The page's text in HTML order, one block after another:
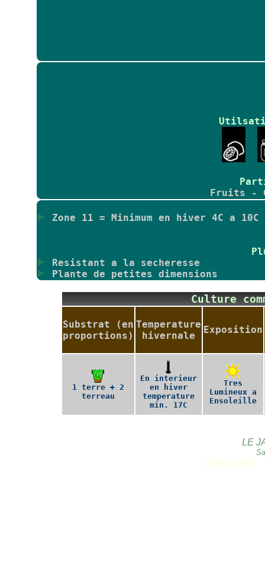
Fruits -
Zone 11 = Minimum en hiver 4C a
Resistant a la secheresse
Plante de petites dimensions
Culture
Substrat (en
proportions)
Temperature
hivernale
Exposition
1 terre + 2
terreau
En interieur
en hiver
temperature
min. 17C
Tres
Lumineux a
Ensoleille
LE
Copyright